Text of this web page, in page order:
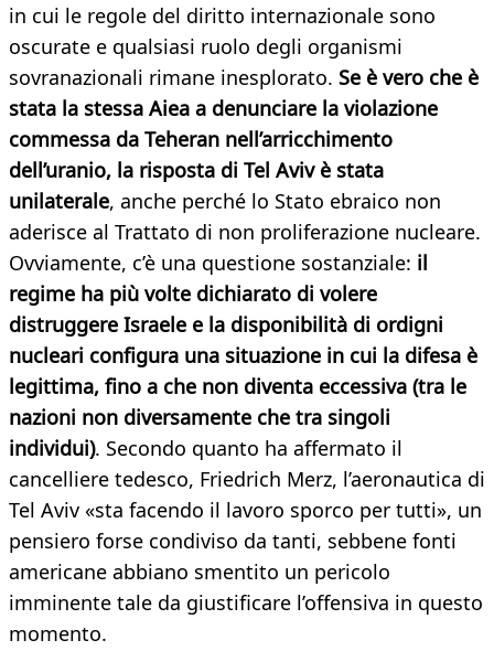
in cui le regole del diritto internazionale sono
oscurate e qualsiasi ruolo degli organismi
sovranazionali rimane inesplorato. Se è vero che è
stata la stessa Aiea a denunciare la violazione
commessa da Teheran nell’arricchimento
dell’uranio, la risposta di Tel Aviv è stata
unilaterale, anche perché lo Stato ebraico non
aderisce al Trattato di non proliferazione nucleare.
Ovviamente, c’è una questione sostanziale: il
regime ha più volte dichiarato di volere
distruggere Israele e la disponibilità di ordigni
nucleari configura una situazione in cui la difesa è
legittima, fino a che non diventa eccessiva (tra le
nazioni non diversamente che tra singoli
individui). Secondo quanto ha affermato il
cancelliere tedesco, Friedrich Merz, l’aeronautica di
Tel Aviv «sta facendo il lavoro sporco per tutti», un
pensiero forse condiviso da tanti, sebbene fonti
americane abbiano smentito un pericolo
imminente tale da giustificare l’offensiva in questo
momento.